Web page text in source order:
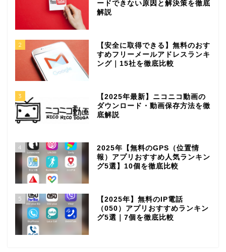
ードできない原因と解決策を徹底
解説
2
【安全に取得できる】無料のおす
すめフリーメールアドレスランキ
ング｜15社を徹底比較
3
【2025年最新】ニコニコ動画の
ダウンロード・動画保存方法を徹
底解説
4
2025年【無料のGPS（位置情
報）アプリおすすめ人気ランキン
グ5選】10個を徹底比較
5
【2025年】無料のIP電話
（050）アプリおすすめランキン
グ5選｜7個を徹底比較